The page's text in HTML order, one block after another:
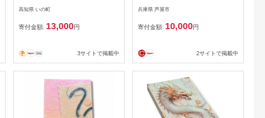
高知県 いの町
寄付金額: 13,000円
3サイトで掲載中
サイクルメモ帳 6種セット
とときめき）| メモ帳 シリ
兵庫県 芦屋市
寄付金額: 10,000円
2サイトで掲載中